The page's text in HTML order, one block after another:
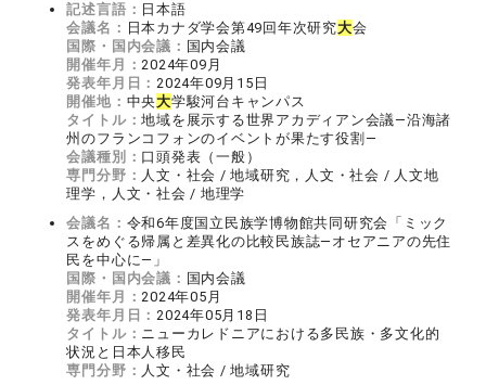
記述言語： 日本語
会議名： 日本カナダ学会第49回年次研究大会
国際・国内会議： 国内会議
開催年月：2024年09月
発表年月日：2024年09月15日
開催地： 中央大学駿河台キャンパス
タイトル：地域を展示する世界アカディアン会議―沿海諸
州のフランコフォンのイベントが果たす役割―
会議種別： 口頭発表（一般）
専門分野： 人文・社会 / 地域研究，人文・社会 / 人文地
理学，人文・社会 / 地理学
会議名： 令和6年度国立民族学博物館共同研究会「ミック
スをめぐる帰属と差異化の比較民族誌―オセアニアの先住
民を中心に―」
国際・国内会議： 国内会議
開催年月：2024年05月
発表年月日：2024年05月18日
タイトル： ニューカレドニアにおける多民族・多文化的
状況と日本人移民
専門分野： 人文・社会 / 地域研究